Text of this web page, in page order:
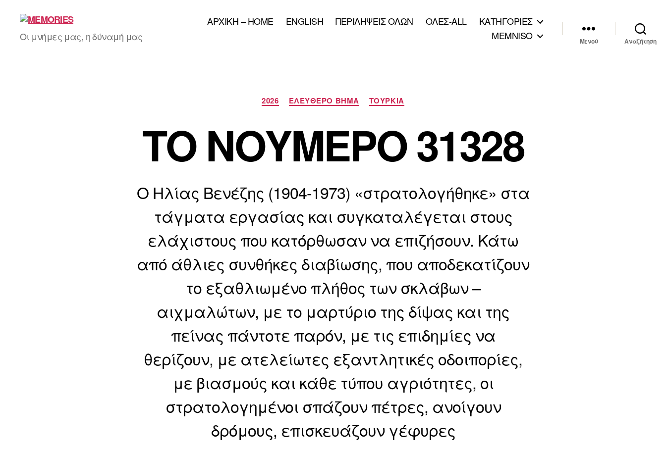
Οι μνήμες μας, η δύναμή μας
AΡXIKH – HOME ENGLISH ΠΕΡΙΛΗΨΕΙΣ ΟΛΩΝ ΟΛΕΣ-ALL
ΚΑΤΗΓΟΡΙΕΣ
MEMNISO
Μενού Αναζήτηση
Κατηγορίες
2026 ΕΛΕΥΘΕΡΟ ΒΗΜΑ ΤΟΥΡΚΙΑ
ΤΟ ΝΟΥΜΕΡΟ 31328
Ο Ηλίας Βενέζης (1904-1973) «στρατολογήθηκε» στα
τάγματα εργασίας και συγκαταλέγεται στους
ελάχιστους που κατόρθωσαν να επιζήσουν. Κάτω
από άθλιες συνθήκες διαβίωσης, που αποδεκατίζουν
το εξαθλιωμένο πλήθος των σκλάβων –
αιχμαλώτων, με το μαρτύριο της δίψας και της
πείνας πάντοτε παρόν, με τις επιδημίες να
θερίζουν, με ατελείωτες εξαντλητικές οδοιπορίες,
με βιασμούς και κάθε τύπου αγριότητες, οι
στρατολογημένοι σπάζουν πέτρες, ανοίγουν
δρόμους, επισκευάζουν γέφυρες